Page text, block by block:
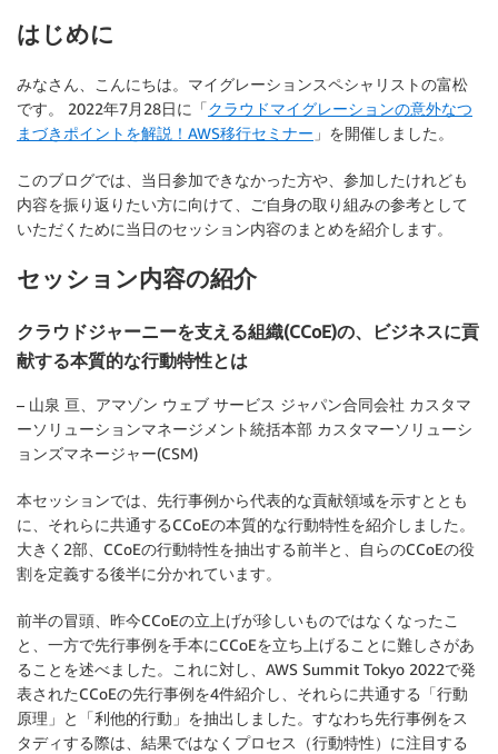
はじめに
みなさん、こんにちは。マイグレーションスペシャリストの富松
です。 2022年7月28日に「クラウドマイグレーションの意外なつ
まづきポイントを解説！AWS移行セミナー 」を開催しました。
このブログでは、当日参加できなかった方や、参加したけれども
内容を振り返りたい方に向けて、ご自身の取り組みの参考として
いただくために当日のセッション内容のまとめを紹介します。
セッション内容の紹介
クラウドジャーニーを支える組織(CCoE)の、ビジネスに貢
献する本質的な行動特性とは
– 山泉 亘、アマゾン ウェブ サービス ジャパン合同会社 カスタマ
ーソリューションマネージメント統括本部 カスタマーソリューシ
ョンズマネージャー(CSM)
本セッションでは、先行事例から代表的な貢献領域を示すととも
に、それらに共通するCCoEの本質的な行動特性を紹介しました。
大きく2部、CCoEの行動特性を抽出する前半と、自らのCCoEの役
割を定義する後半に分かれています。
前半の冒頭、昨今CCoEの立上げが珍しいものではなくなったこ
と、一方で先行事例を手本にCCoEを立ち上げることに難しさがあ
ることを述べました。これに対し、AWS Summit Tokyo 2022で発
表されたCCoEの先行事例を4件紹介し、それらに共通する「行動
原理」と「利他的行動」を抽出しました。すなわち先行事例をス
タディする際は、結果ではなくプロセス（行動特性）に注目する